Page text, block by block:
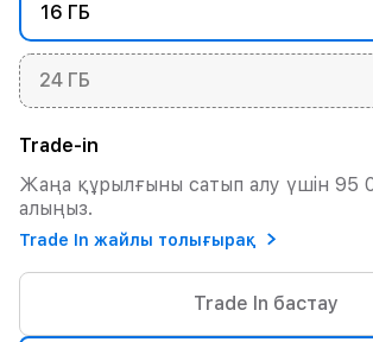
16 ГБ
24 ГБ
Trade-in
Жаңа құрылғыны сатып алу үшін 95
алыңыз.
Trade In жайлы толығырақ
Trade In бастау